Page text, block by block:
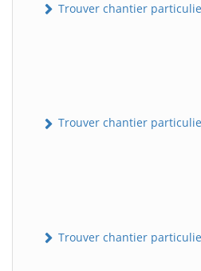
Trouver chantier
Trouver chantier
Trouver chantier